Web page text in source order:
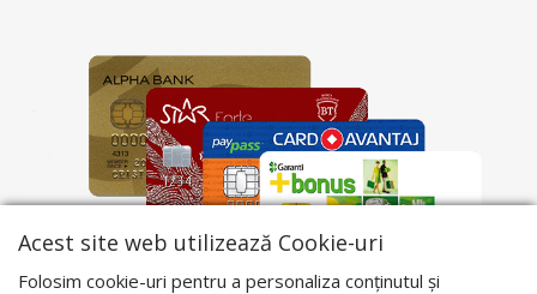
Acest site web utilizează Cookie-uri
Folosim cookie-uri pentru a personaliza conținutul și